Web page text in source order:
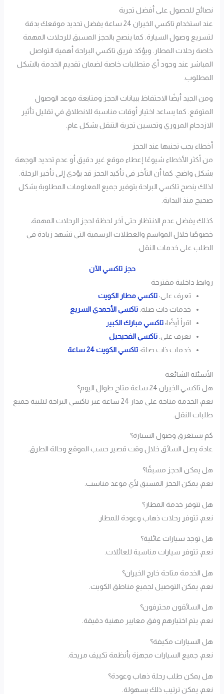
نصائح للحصول على أفضل تجربة
عند استخدام تاكسي الخيران 24 ساعة يفضل تحديد موقعك بدقة
لتسريع وصول السيارة. كما ينصح بالحجز المسبق للرحلات المهمة
خاصة رحلات المطار. ويؤكد فريق تاكسي البراحة أهمية التواصل
المباشر عند وجود أي متطلبات خاصة لضمان تقديم الخدمة بالشكل
المطلوب.
ومن الجيد أيضًا الاحتفاظ ببيانات الحجز ومتابعة موعد الوصول
المتوقع. كما يساعد اختيار أوقات مناسبة للانطلاق في تقليل تأثير
الازدحام المروري وتحسين تجربة التنقل بشكل عام.
أخطاء يجب تجنبها عند الحجز
من أكثر الأخطاء شيوعًا إعطاء موقع غير دقيق أو عدم تحديد الوجهة
بشكل واضح. كما أن التأخر في تأكيد الحجز قد يؤدي إلى تأخير الرحلة.
لذلك ينصح تاكسي البراحة بتوفير جميع المعلومات المطلوبة بشكل
صحيح منذ البداية.
كذلك يفضل عدم الانتظار حتى آخر لحظة لحجز الرحلات المهمة،
خصوصًا خلال المواسم والعطلات الرسمية التي تشهد زيادة في
الطلب على خدمات النقل.
حجز تاكسي الآن
روابط داخلية مقترحة
تعرف على: تاكسي مطار الكويت
خدمات ذات صلة:تاكسي الأحمدي السريع
اقرأ أيضًا: تاكسي مبارك الكبير
تعرف على:تاكسي الفحيحيل
خدمات ذات صلة: تاكسي الكويت 24 ساعة
الأسئلة الشائعة
هل تاكسي الخيران 24 ساعة متاح طوال اليوم؟
نعم، الخدمة متاحة على مدار 24 ساعة عبر تاكسي البراحة لتلبية جميع
طلبات النقل.
كم يستغرق وصول السيارة؟
عادة يصل السائق خلال وقت قصير حسب الموقع وحالة الطرق.
هل يمكن الحجز مسبقًا؟
نعم، يمكن الحجز المسبق لأي موعد مناسب.
هل تتوفر خدمة المطار؟
نعم، تتوفر رحلات ذهاب وعودة للمطار.
هل توجد سيارات عائلية؟
نعم، تتوفر سيارات مناسبة للعائلات.
هل الخدمة متاحة خارج الخيران؟
نعم، يمكن التوصيل لجميع مناطق الكويت.
هل السائقون محترفون؟
نعم، يتم اختيارهم وفق معايير مهنية دقيقة.
هل السيارات مكيفة؟
نعم، جميع السيارات مجهزة بأنظمة تكييف مريحة.
هل يمكن طلب رحلة ذهاب وعودة؟
نعم، يمكن ترتيب ذلك بسهولة.